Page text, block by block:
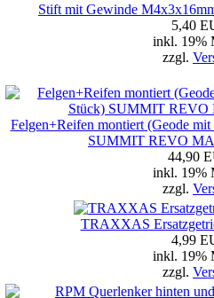
Stift mit Gewinde
5,40
inkl. 19%
zzgl.
Felgen+Reifen montiert (Geode
SUMMIT REVO
44,90
inkl. 19%
zzgl.
TRAXXAS
4,99
inkl. 19%
zzgl.